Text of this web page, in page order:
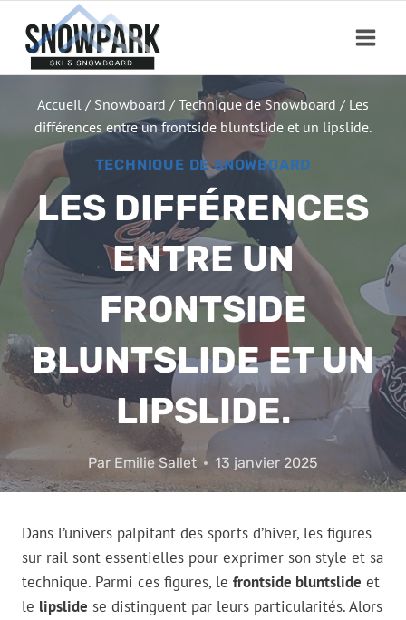
contenu
Accueil / Snowboard / Technique de Snowboard / Les
différences entre un frontside bluntslide et un lipslide.
TECHNIQUE DE SNOWBOARD
LES DIFFÉRENCES
ENTRE UN
FRONTSIDE
BLUNTSLIDE ET UN
LIPSLIDE.
Par Emilie Sallet 13 janvier 2025
Dans l’univers palpitant des sports d’hiver, les figures
sur rail sont essentielles pour exprimer son style et sa
technique. Parmi ces figures, le frontside bluntslide et
le lipslide se distinguent par leurs particularités. Alors